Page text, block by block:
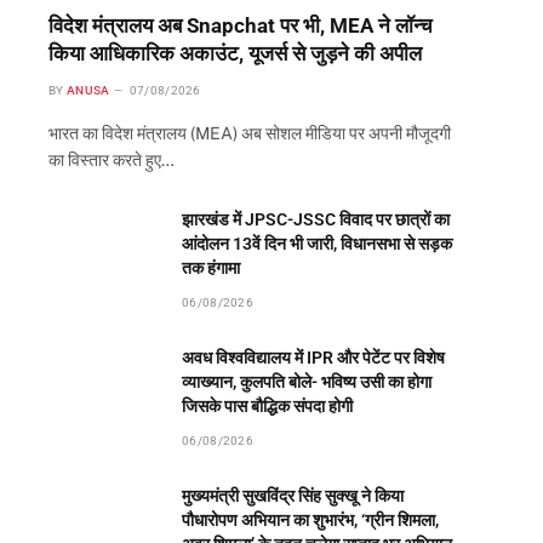
विदेश मंत्रालय अब Snapchat पर भी, MEA ने लॉन्च
किया आधिकारिक अकाउंट, यूजर्स से जुड़ने की अपील
BY ANUSA 07/08/2026
भारत का विदेश मंत्रालय (MEA) अब सोशल मीडिया पर अपनी मौजूदगी
का विस्तार करते हुए…
झारखंड में JPSC-JSSC विवाद पर छात्रों का
आंदोलन 13वें दिन भी जारी, विधानसभा से सड़क
तक हंगामा
06/08/2026
अवध विश्वविद्यालय में IPR और पेटेंट पर विशेष
व्याख्यान, कुलपति बोले- भविष्य उसी का होगा
जिसके पास बौद्धिक संपदा होगी
06/08/2026
मुख्यमंत्री सुखविंद्र सिंह सुक्खू ने किया
पौधारोपण अभियान का शुभारंभ, ‘ग्रीन शिमला,